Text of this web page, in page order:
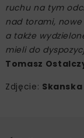
ruchu na tym
nad torami,
a także
mieli do
Tomasz
Zdjęcie: Skanska